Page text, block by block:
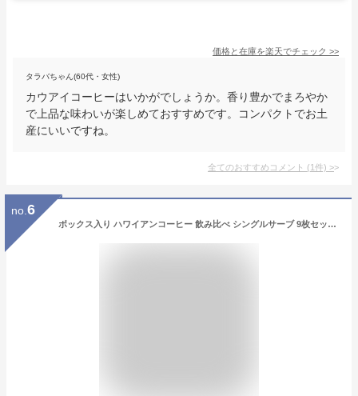
価格と在庫を楽天でチェック >>
タラバちゃん(60代・女性)
カウアイコーヒーはいかがでしょうか。香り豊かでまろやか
で上品な味わいが楽しめておすすめです。コンパクトでお土
産にいいですね。
全てのおすすめコメント (1件) >
no. 6
ボックス入り ハワイアンコーヒー 飲み比べ シングルサーブ 9枚セット All area母の日 父の日 ドリップタイプ 100％ ハワイ産 コナコーヒー カウコーヒー スペシャルティコーヒー アイカネ 土産 お歳暮 お中元 ギフト プレゼント 高級